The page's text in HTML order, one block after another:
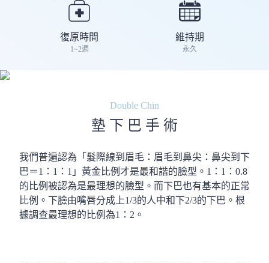
復原時間
1~2週
維持期
永久
Double Chin
墊 下 巴 手 術
我們普遍認為「髮際線到眉毛：眉毛到鼻尖：鼻尖到下
巴＝1：1：1」黃金比例才是最和諧的臉型。1：1：0.8
的比例被認為是最理想的臉型。而下巴也有基本的正常
比例。下臉由嘴唇分成上1/3的人中和下2/3的下巴。根
據調查最理想的比例為1：2。